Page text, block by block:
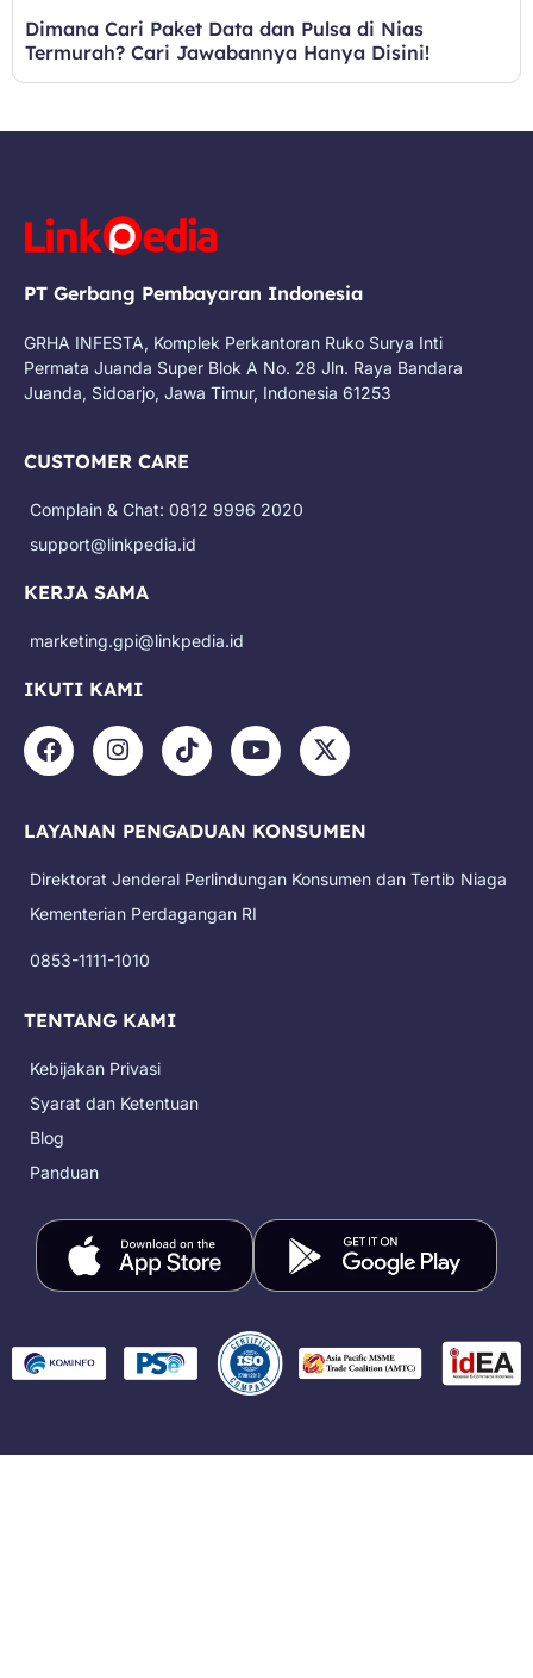
Dimana Cari Paket Data dan Pulsa di Nias
Termurah? Cari Jawabannya Hanya Disini!
PT Gerbang Pembayaran Indonesia
GRHA INFESTA, Komplek Perkantoran Ruko Surya Inti
Permata Juanda Super Blok A No. 28 Jln. Raya Bandara
Juanda, Sidoarjo, Jawa Timur, Indonesia 61253
CUSTOMER CARE
Complain & Chat: 0812 9996 2020
support@linkpedia.id
KERJA SAMA
marketing.gpi@linkpedia.id
IKUTI KAMI
F
a
b
o
k
I
n
a
r
a
T
i
o
Y
o
u
e
X
-
i
t
LAYANAN PENGADUAN KONSUMEN
Direktorat Jenderal Perlindungan Konsumen dan Tertib Niaga
Kementerian Perdagangan RI
0853-1111-1010
TENTANG KAMI
Kebijakan Privasi
Syarat dan Ketentuan
Blog
Panduan